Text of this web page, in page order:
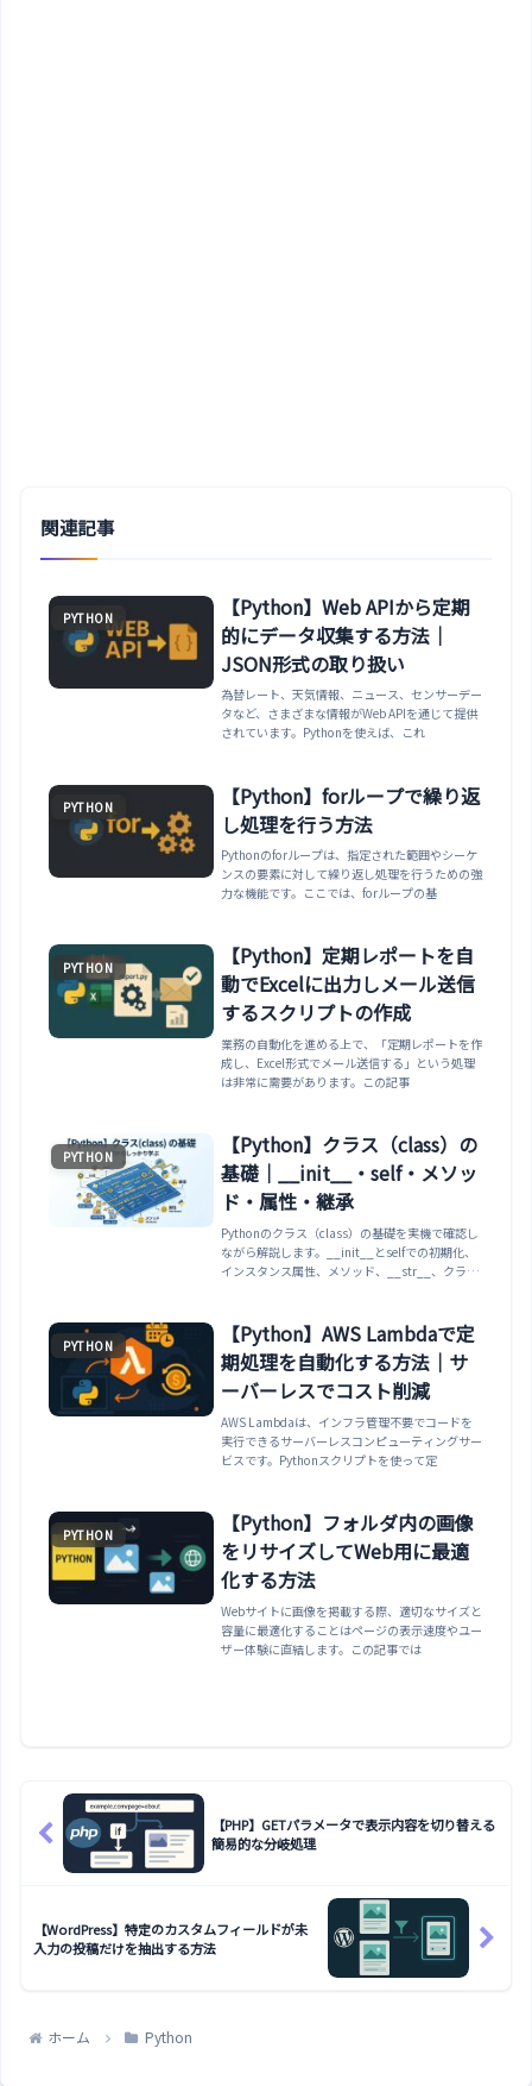
関連記事
PYTHON
【Python】Web APIから定期
的にデータ収集する方法｜
JSON形式の取り扱い
為替レート、天気情報、ニュース、センサーデー
タなど、さまざまな情報がWeb APIを通じて提供
されています。Pythonを使えば、これ
PYTHON
【Python】forループで繰り返
し処理を行う方法
Pythonのforループは、指定された範囲やシーケ
ンスの要素に対して繰り返し処理を行うための強
力な機能です。ここでは、forループの基
PYTHON
【Python】定期レポートを自
動でExcelに出力しメール送信
するスクリプトの作成
業務の自動化を進める上で、「定期レポートを作
成し、Excel形式でメール送信する」という処理
は非常に需要があります。この記事
PYTHON
【Python】クラス（class）の
基礎｜__init__・self・メソッ
ド・属性・継承
Pythonのクラス（class）の基礎を実機で確認し
ながら解説します。__init__とselfでの初期化、
インスタンス属性、メソッド、__str__、クラス
classmethod/staticmethodまで整理します。
PYTHON
【Python】AWS Lambdaで定
期処理を自動化する方法｜サ
ーバーレスでコスト削減
AWS Lambdaは、インフラ管理不要でコードを
実行できるサーバーレスコンピューティングサー
ビスです。Pythonスクリプトを使って定
PYTHON
【Python】フォルダ内の画像
をリサイズしてWeb用に最適
化する方法
Webサイトに画像を掲載する際、適切なサイズと
容量に最適化することはページの表示速度やユー
ザー体験に直結します。この記事では
【PHP】GETパラメータで表示内容を切り替える
簡易的な分岐処理
【WordPress】特定のカスタムフィールドが未
入力の投稿だけを抽出する方法
ホーム Python